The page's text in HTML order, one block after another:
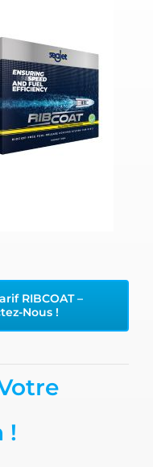
RIBCOAT –
Nous !
!